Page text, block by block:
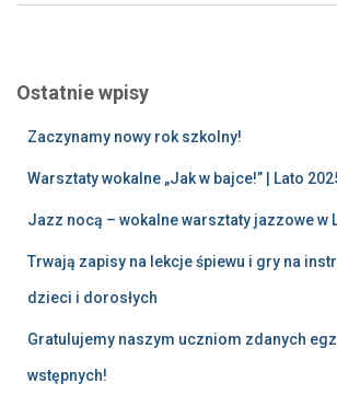
Ostatnie wpisy
Zaczynamy nowy rok szkolny!
Warsztaty wokalne „Jak w bajce!” | Lato
Jazz nocą – wokalne warsztaty jazzowe w
Trwają zapisy na lekcje śpiewu i gry na
dzieci i dorosłych
Gratulujemy naszym uczniom zdanych
wstępnych!